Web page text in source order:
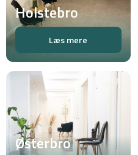
Holstebro
Læs mere
Østerbro